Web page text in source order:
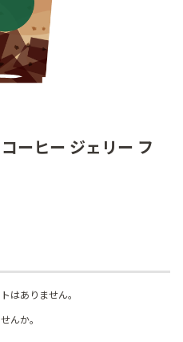
ーヒー ジェリー フ
はありません。
んか。